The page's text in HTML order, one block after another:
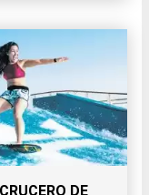
CRUCERO DE